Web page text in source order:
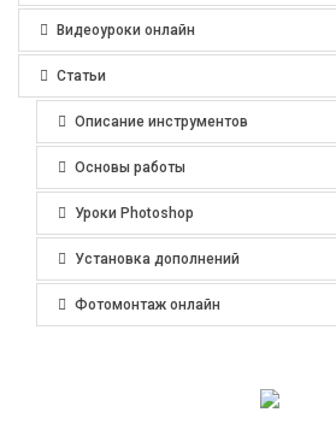
Видеоуроки онлайн
Статьи
Описание инструментов
Основы работы
Уроки Photoshop
Установка дополнений
Фотомонтаж онлайн